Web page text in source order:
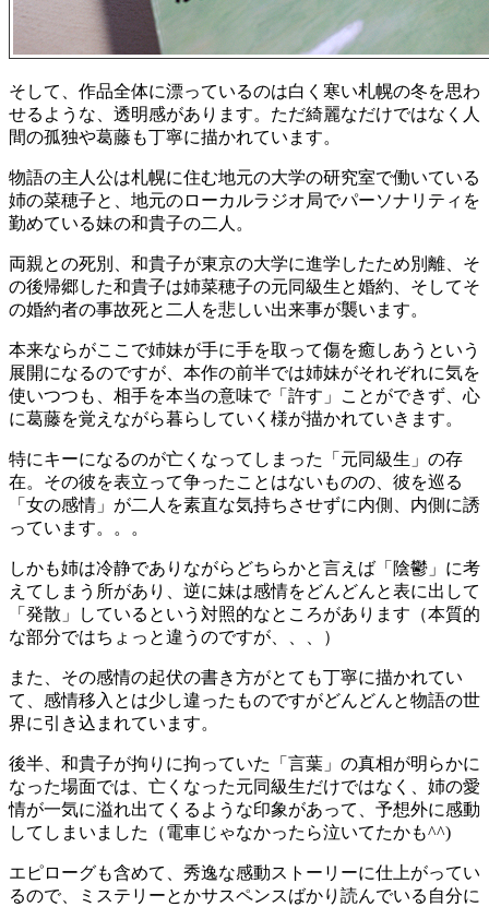
そして、作品全体に漂っているのは白く寒い札幌の冬を思わ
せるような、透明感があります。ただ綺麗なだけではなく人
間の孤独や葛藤も丁寧に描かれています。
物語の主人公は札幌に住む地元の大学の研究室で働いている
姉の菜穂子と、地元のローカルラジオ局でパーソナリティを
勤めている妹の和貴子の二人。
両親との死別、和貴子が東京の大学に進学したため別離、そ
の後帰郷した和貴子は姉菜穂子の元同級生と婚約、そしてそ
の婚約者の事故死と二人を悲しい出来事が襲います。
本来ならがここで姉妹が手に手を取って傷を癒しあうという
展開になるのですが、本作の前半では姉妹がそれぞれに気を
使いつつも、相手を本当の意味で「許す」ことができず、心
に葛藤を覚えながら暮らしていく様が描かれていきます。
特にキーになるのが亡くなってしまった「元同級生」の存
在。その彼を表立って争ったことはないものの、彼を巡る
「女の感情」が二人を素直な気持ちさせずに内側、内側に誘
っています。。。
しかも姉は冷静でありながらどちらかと言えば「陰鬱」に考
えてしまう所があり、逆に妹は感情をどんどんと表に出して
「発散」しているという対照的なところがあります（本質的
な部分ではちょっと違うのですが、、、）
また、その感情の起伏の書き方がとても丁寧に描かれてい
て、感情移入とは少し違ったものですがどんどんと物語の世
界に引き込まれています。
後半、和貴子が拘りに拘っていた「言葉」の真相が明らかに
なった場面では、亡くなった元同級生だけではなく、姉の愛
情が一気に溢れ出てくるような印象があって、予想外に感動
してしまいました（電車じゃなかったら泣いてたかも^^)
エピローグも含めて、秀逸な感動ストーリーに仕上がってい
るので、ミステリーとかサスペンスばかり読んでいる自分に